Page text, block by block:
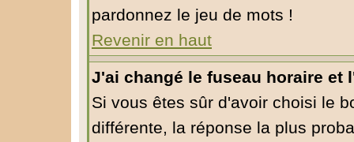
pardonnez le jeu de mots !
Revenir en haut
J'ai changé le fuseau horaire
Si vous êtes sûr d'avoir choisi le
différente, la réponse la plus